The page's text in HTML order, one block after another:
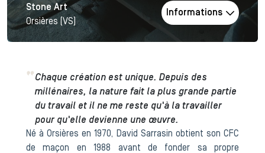
Stone Art
Orsières (VS)
Informations
Chaque création est unique. Depuis des
millénaires, la nature fait la plus grande partie
du travail et il ne me reste qu'à la travailler
pour qu'elle devienne une œuvre.
Né à Orsières en 1970, David Sarrasin obtient son CFC
de maçon en 1988 avant de fonder sa propre